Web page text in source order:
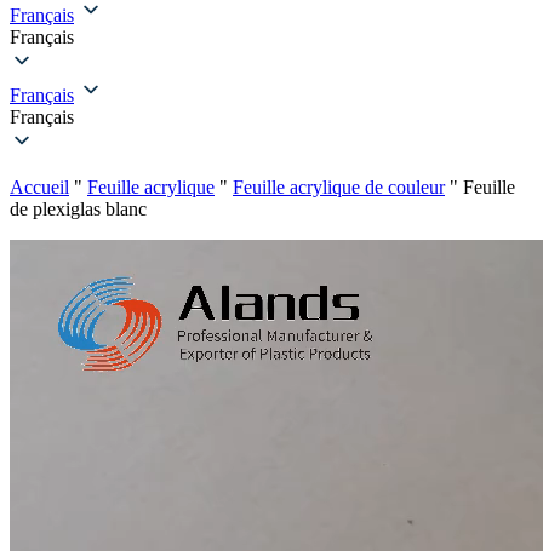
Français
Français
Français
Français
Accueil " Feuille acrylique " Feuille acrylique de couleur" Feuille
de plexiglas blanc